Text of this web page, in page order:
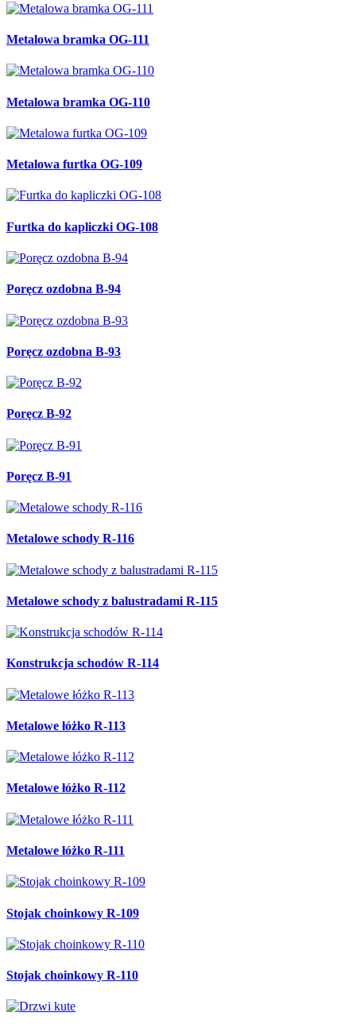
Metalowa bramka OG-111
Metalowa bramka OG-110
Metalowa furtka OG-109
Furtka do kapliczki OG-108
Poręcz ozdobna B-94
Poręcz ozdobna B-93
Poręcz B-92
Poręcz B-91
Metalowe schody R-116
Metalowe schody z balustradami R-115
Konstrukcja schodów R-114
Metalowe łóżko R-113
Metalowe łóżko R-112
Metalowe łóżko R-111
Stojak choinkowy R-109
Stojak choinkowy R-110